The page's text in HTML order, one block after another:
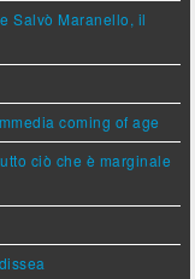
Salvò Maranello, il
coming of age
ciò che è marginale